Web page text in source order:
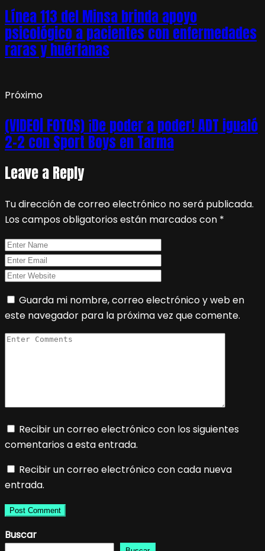
Línea 113 del Minsa brinda apoyo
psicológico a pacientes con enfermedades
raras y huérfanas
Próximo
(VIDEO| FOTOS) ¡De poder a poder! ADT igualó
2-2 con Sport Boys en Tarma
Leave a Reply
Tu dirección de correo electrónico no será publicada.
Los campos obligatorios están marcados con *
Guarda mi nombre, correo electrónico y web en
este navegador para la próxima vez que comente.
Recibir un correo electrónico con los siguientes
comentarios a esta entrada.
Recibir un correo electrónico con cada nueva
entrada.
Buscar